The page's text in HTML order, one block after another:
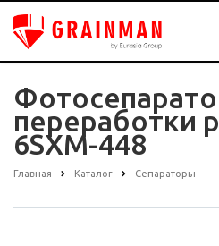
переработки
6SXM-448
Главная Каталог Сепараторы